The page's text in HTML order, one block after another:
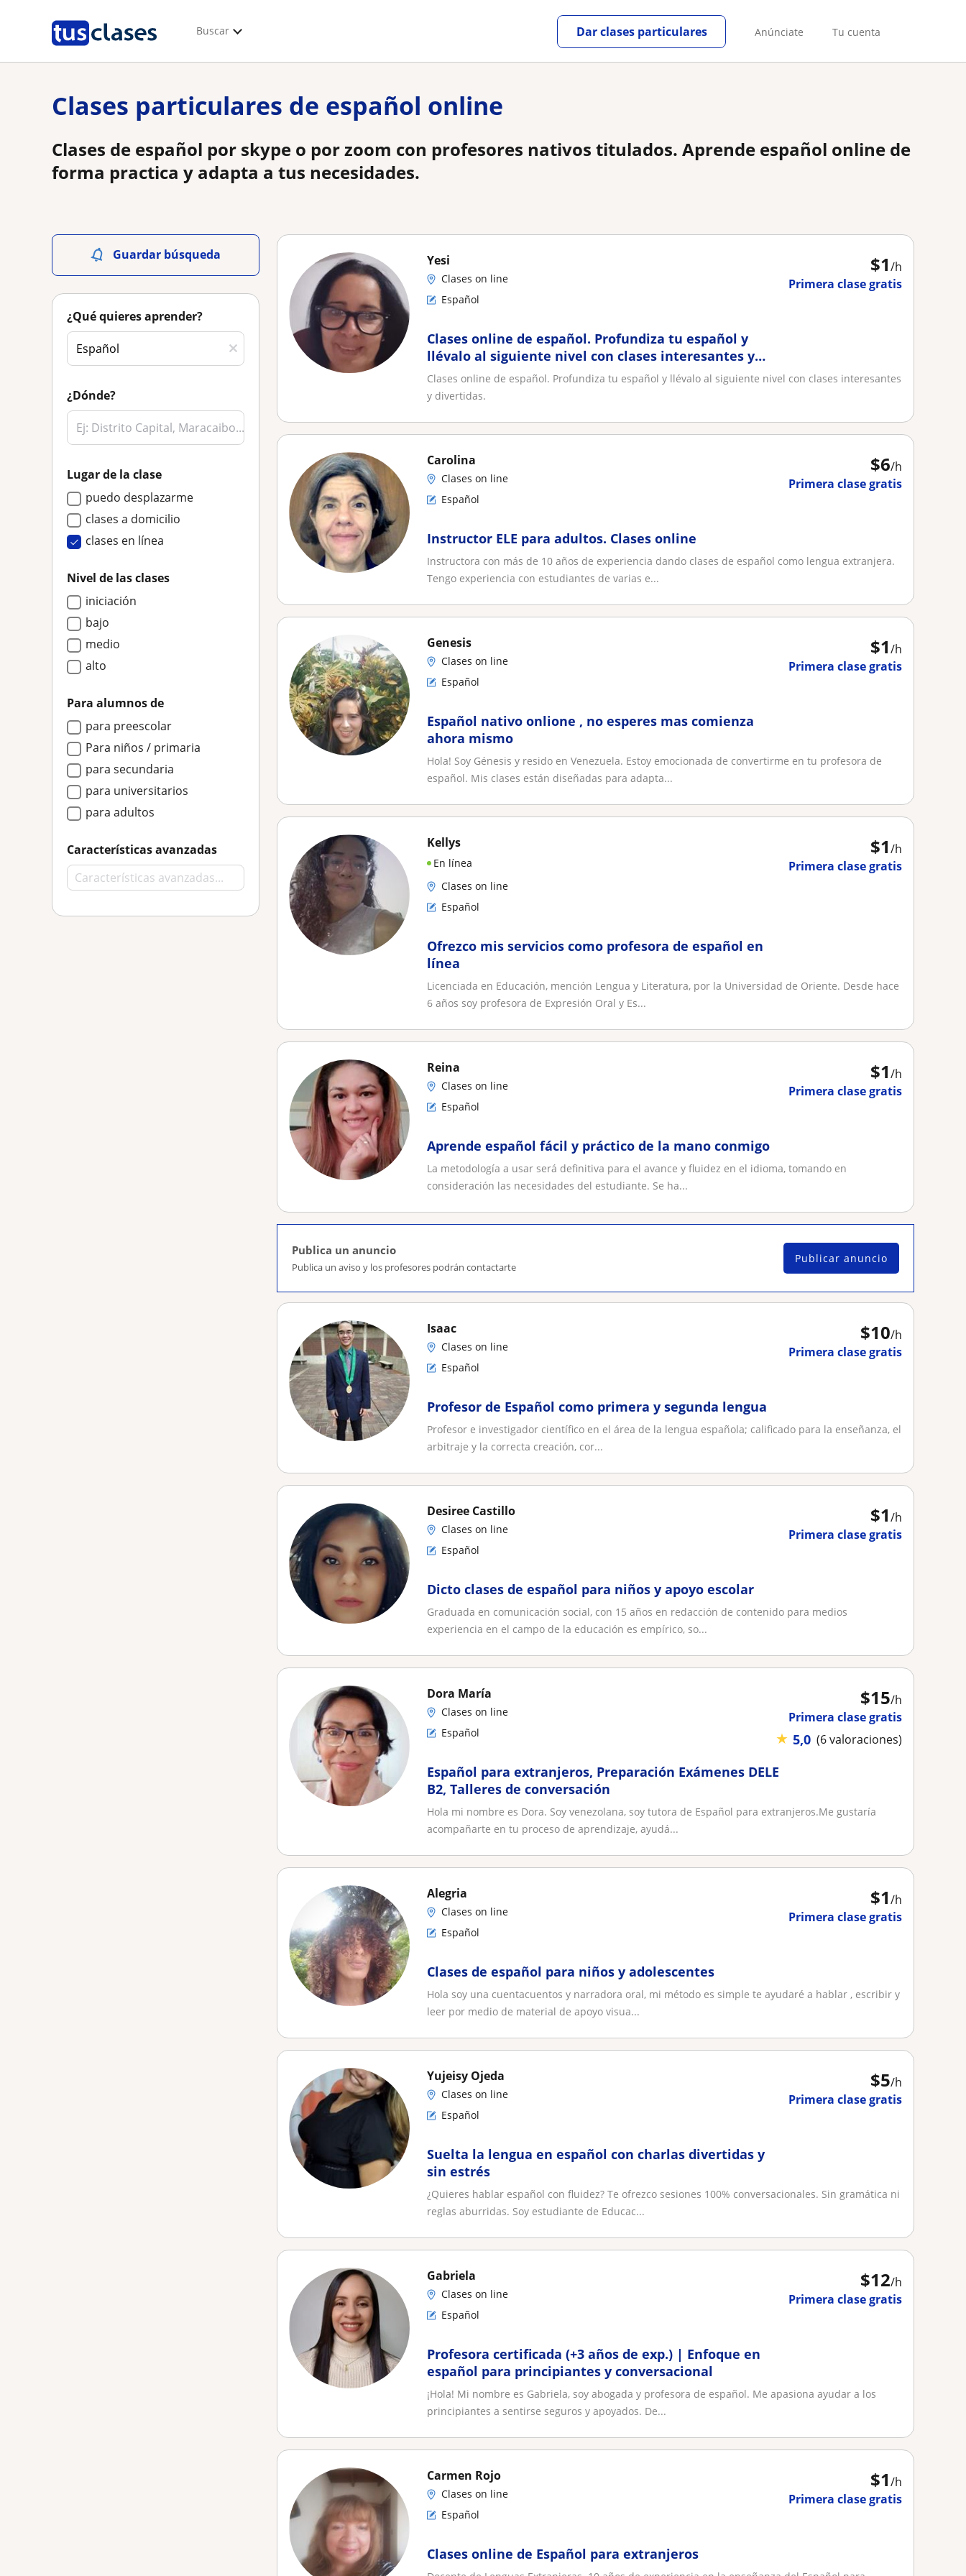
Buscar Anúnciate Tu cuenta
Dar clases particulares
Clases particulares de español online
Clases de español por skype o por zoom con profesores nativos titulados. Aprende español online de
forma practica y adapta a tus necesidades.
Guardar búsqueda
¿Qué quieres aprender?
¿Dónde?
Lugar de la clase
puedo desplazarme
clases a domicilio
clases en línea
Nivel de las clases
iniciación
bajo
medio
alto
Para alumnos de
para preescolar
Para niños / primaria
para secundaria
para universitarios
para adultos
Características avanzadas
$1/h
Primera clase gratis
Yesi
Clases on line
Español
Clases online de español. Profundiza tu español y
llévalo al siguiente nivel con clases interesantes y
divertidas
Clases online de español. Profundiza tu español y llévalo al siguiente nivel con clases interesantes
y divertidas.
$6/h
Primera clase gratis
Carolina
Clases on line
Español
Instructor ELE para adultos. Clases online
Instructora con más de 10 años de experiencia dando clases de español como lengua extranjera.
Tengo experiencia con estudiantes de varias e...
$1/h
Primera clase gratis
Genesis
Clases on line
Español
Español nativo onlione , no esperes mas comienza
ahora mismo
Hola! Soy Génesis y resido en Venezuela. Estoy emocionada de convertirme en tu profesora de
español. Mis clases están diseñadas para adapta...
$1/h
Primera clase gratis
Kellys
En línea
Clases on line
Español
Ofrezco mis servicios como profesora de español en
línea
Licenciada en Educación, mención Lengua y Literatura, por la Universidad de Oriente. Desde hace
6 años soy profesora de Expresión Oral y Es...
$1/h
Primera clase gratis
Reina
Clases on line
Español
Aprende español fácil y práctico de la mano conmigo
La metodología a usar será definitiva para el avance y fluidez en el idioma, tomando en
consideración las necesidades del estudiante. Se ha...
Publica un anuncio
Publica un aviso y los profesores podrán contactarte
Publicar anuncio
$10/h
Primera clase gratis
Isaac
Clases on line
Español
Profesor de Español como primera y segunda lengua
Profesor e investigador científico en el área de la lengua española; calificado para la enseñanza, el
arbitraje y la correcta creación, cor...
$1/h
Primera clase gratis
Desiree Castillo
Clases on line
Español
Dicto clases de español para niños y apoyo escolar
Graduada en comunicación social, con 15 años en redacción de contenido para medios
experiencia en el campo de la educación es empírico, so...
$15/h
Primera clase gratis
★ 5,0 (6 valoraciones)
Dora María
Clases on line
Español
Español para extranjeros, Preparación Exámenes DELE
B2, Talleres de conversación
Hola mi nombre es Dora. Soy venezolana, soy tutora de Español para extranjeros.Me gustaría
acompañarte en tu proceso de aprendizaje, ayudá...
$1/h
Primera clase gratis
Alegria
Clases on line
Español
Clases de español para niños y adolescentes
Hola soy una cuentacuentos y narradora oral, mi método es simple te ayudaré a hablar , escribir y
leer por medio de material de apoyo visua...
$5/h
Primera clase gratis
Yujeisy Ojeda
Clases on line
Español
Suelta la lengua en español con charlas divertidas y
sin estrés
¿Quieres hablar español con fluidez? Te ofrezco sesiones 100% conversacionales. Sin gramática ni
reglas aburridas. Soy estudiante de Educac...
$12/h
Primera clase gratis
Gabriela
Clases on line
Español
Profesora certificada (+3 años de exp.) | Enfoque en
español para principiantes y conversacional
¡Hola! Mi nombre es Gabriela, soy abogada y profesora de español. Me apasiona ayudar a los
principiantes a sentirse seguros y apoyados. De...
$1/h
Primera clase gratis
Carmen Rojo
Clases on line
Español
Clases online de Español para extranjeros